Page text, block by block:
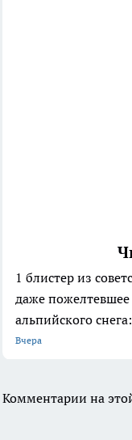
1 блистер из
даже пожелтевшее
альпийского
Вчера
Комментарии на